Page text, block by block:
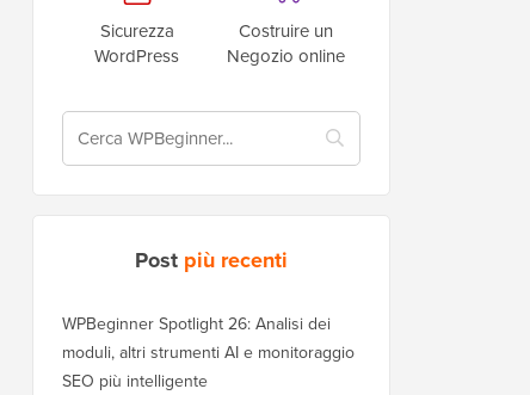
Sicurezza
WordPress
Costruire un
Negozio online
Post più recenti
WPBeginner Spotlight 26: Analisi dei
moduli, altri strumenti AI e monitoraggio
SEO più intelligente